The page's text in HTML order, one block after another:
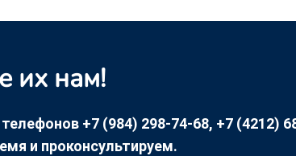
их нам!
+7 (984) 298-74-68, +7 (4212)
и проконсультируем.